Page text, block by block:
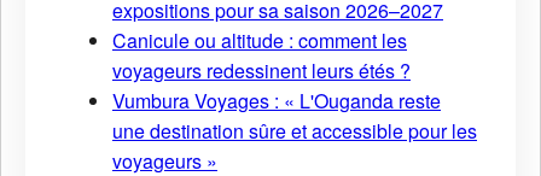
expositions pour sa saison 2026–2027
Canicule ou altitude : comment les
voyageurs redessinent leurs étés ?
Vumbura Voyages : « L'Ouganda reste
une destination sûre et accessible pour les
voyageurs »